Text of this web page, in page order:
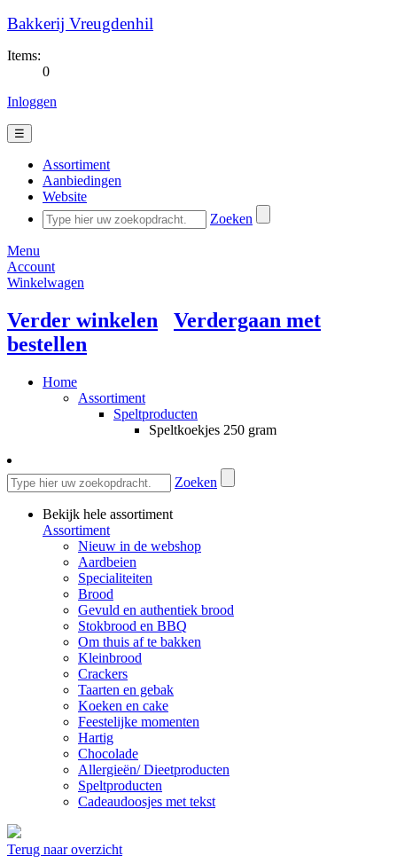
Bakkerij Vreugdenhil
Items:
0
Inloggen
☰
Assortiment
Aanbiedingen
Website
Zoeken
Menu
Account
Winkelwagen
Verder winkelen
Verdergaan met
bestellen
Home
Assortiment
Speltproducten
Speltkoekjes 250 gram
Zoeken
Bekijk hele assortiment
Assortiment
Nieuw in de webshop
Aardbeien
Specialiteiten
Brood
Gevuld en authentiek brood
Stokbrood en BBQ
Om thuis af te bakken
Kleinbrood
Crackers
Taarten en gebak
Koeken en cake
Feestelijke momenten
Hartig
Chocolade
Allergieën/ Dieetproducten
Speltproducten
Cadeaudoosjes met tekst
Terug naar overzicht